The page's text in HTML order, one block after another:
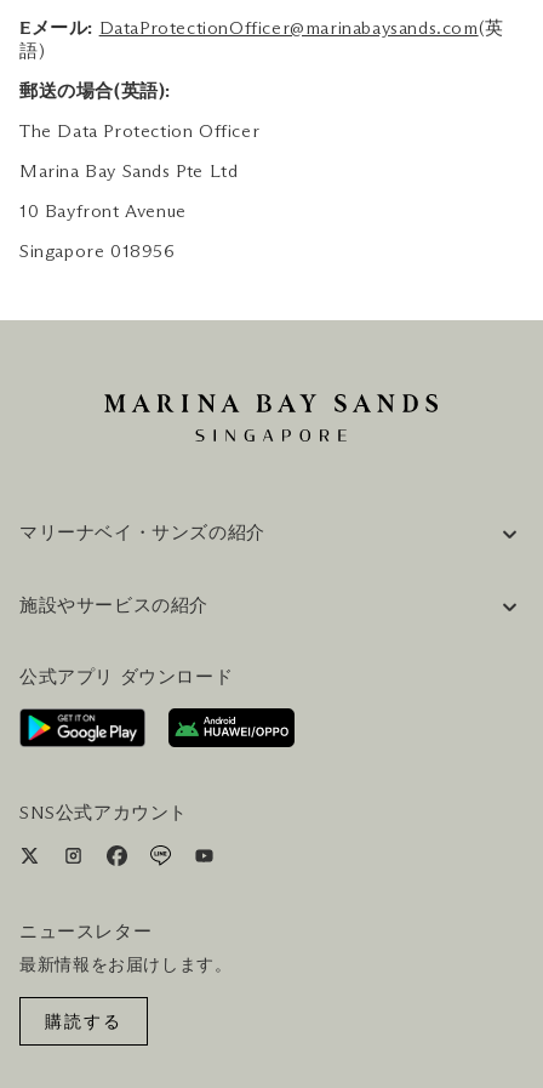
Eメール: DataProtectionOfficer@marinabaysands.com(英
語)
郵送の場合(英語):
The Data Protection Officer
Marina Bay Sands Pte Ltd
10 Bayfront Avenue
Singapore 018956
マリーナベイ・サンズの紹介
採用情報
お問い合わせ
施設やサービスの紹介
ご来場にあたって
ホテルへのアクセス
ビジター向けサービス
公式アプリ ダウンロード
SNS公式アカウント
ニュースレター
最新情報をお届けします。
購読する